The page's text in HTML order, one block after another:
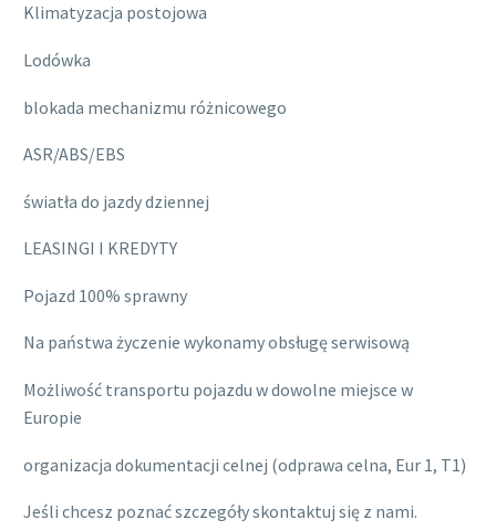
Klimatyzacja postojowa
Lodówka
blokada mechanizmu różnicowego
ASR/ABS/EBS
światła do jazdy dziennej
LEASINGI I KREDYTY
Pojazd 100% sprawny
Na państwa życzenie wykonamy obsługę serwisową
Możliwość transportu pojazdu w dowolne miejsce w
Europie
organizacja dokumentacji celnej (odprawa celna, Eur 1, T1)
Jeśli chcesz poznać szczegóły skontaktuj się z nami.